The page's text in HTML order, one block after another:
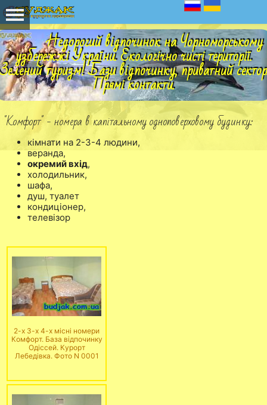
Недорогий відпочинок на Чорноморському
узбережжі України. Екологічно чисті території.
туризм! Бази відпочинку, приватний
Прямі контакти.
"Комфорт" - номера в капітальному одноповерховому будинку:
кімнати на 2-3-4 людини,
веранда,
окремий вхід,
холодильник,
шафа,
душ, туалет
кондиціонер,
телевізор
2-х 3-х 4-х місні номери
Комфорт. База відпочинку
Одіссей. Курорт
Лебедівка. Фото N 0001